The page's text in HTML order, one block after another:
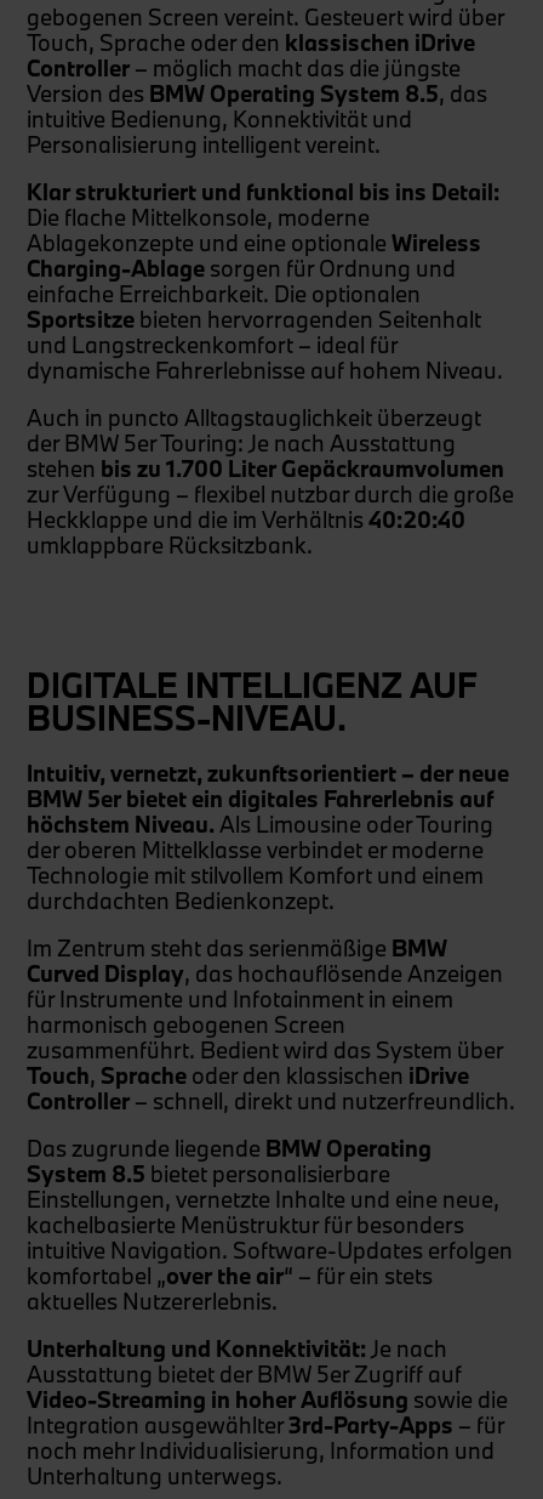
gebogenen Screen vereint. Gesteuert wird über
Touch, Sprache oder den klassischen iDrive
Controller – möglich macht das die jüngste
Version des BMW Operating System 8.5, das
intuitive Bedienung, Konnektivität und
Personalisierung intelligent vereint.
Klar strukturiert und funktional bis ins Detail:
Die flache Mittelkonsole, moderne
Ablagekonzepte und eine optionaleWireless
Charging-Ablage sorgen für Ordnung und
einfache Erreichbarkeit. Die optionalen
Sportsitze bieten hervorragenden Seitenhalt
und Langstreckenkomfort – ideal für
dynamische Fahrerlebnisse auf hohem Niveau.
Auch in puncto Alltagstauglichkeit überzeugt
der BMW 5er Touring: Je nach Ausstattung
stehen bis zu 1.700 Liter Gepäckraumvolumen
zur Verfügung – flexibel nutzbar durch die große
Heckklappe und die im Verhältnis40:20:40
umklappbare Rücksitzbank.
DIGITALE INTELLIGENZ AUF
BUSINESS-NIVEAU.
Intuitiv, vernetzt, zukunftsorientiert – der neue
BMW 5er bietet ein digitales Fahrerlebnis auf
höchstem Niveau. Als Limousine oder Touring
der oberen Mittelklasse verbindet er moderne
Technologie mit stilvollem Komfort und einem
durchdachten Bedienkonzept.
Im Zentrum steht das serienmäßige BMW
Curved Display, das hochauflösende Anzeigen
für Instrumente und Infotainment in einem
harmonisch gebogenen Screen
zusammenführt. Bedient wird das System über
Touch, Sprache oder den klassischen iDrive
Controller – schnell, direkt und nutzerfreundlich.
Das zugrunde liegende BMW Operating
System 8.5 bietet personalisierbare
Einstellungen, vernetzte Inhalte und eine neue,
kachelbasierte Menüstruktur für besonders
intuitive Navigation. Software-Updates erfolgen
komfortabel „over the air“ – für ein stets
aktuelles Nutzererlebnis.
Unterhaltung und Konnektivität: Je nach
Ausstattung bietet der BMW 5er Zugriff auf
Video-Streaming in hoher Auflösung sowie die
Integration ausgewählter3rd-Party-Apps – für
noch mehr Individualisierung, Information und
Unterhaltung unterwegs.